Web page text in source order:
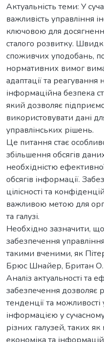
Актуальність теми: У
важливість управління
ключовою для
сталого розвитку.
споживчих уподобань,
нормативних вимог
адаптації та реагування
інформаційна безпека
який дозволяє
використовувати дані
управлінських рішень.
Це питання стає
збільшення обсягів
необхідністю
обсягів інформації.
цілісності та
важливою метою для
та галузі.
Необхідно зазначити,
забезпечення
такими вченими, як
Брюс Шнайер, Британ
Аналіз актуальності та
забезпечення дозволяє
тенденції та
інформацією у
різних галузей, таких